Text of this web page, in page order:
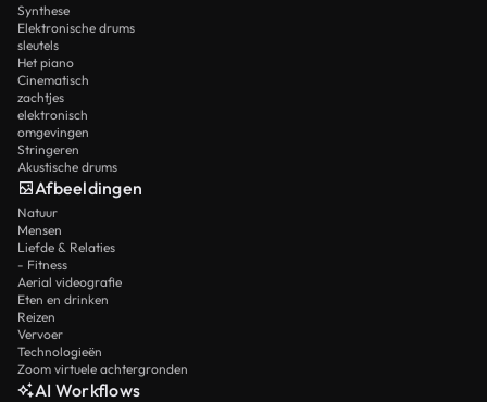
Synthese
Elektronische drums
sleutels
Het piano
Cinematisch
zachtjes
elektronisch
omgevingen
Stringeren
Akustische drums
Afbeeldingen
Natuur
Mensen
Liefde & Relaties
- Fitness
Aerial videografie
Eten en drinken
Reizen
Vervoer
Technologieën
Zoom virtuele achtergronden
AI Workflows